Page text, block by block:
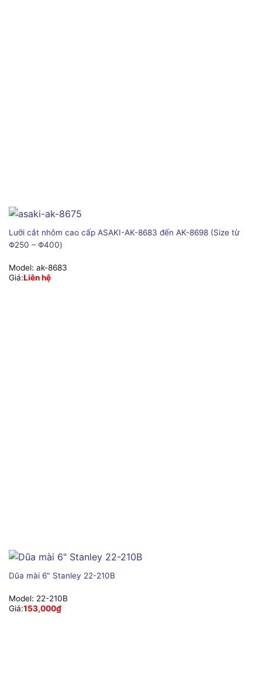
Lưỡi cắt nhôm cao cấp ASAKI-AK-8683 đến AK-8698 (Size từ
Φ250 – Φ400)
Model: ak-8683
Giá:Liên hệ
Dũa mài 6″ Stanley 22-210B
Model: 22-210B
Giá:153,000₫